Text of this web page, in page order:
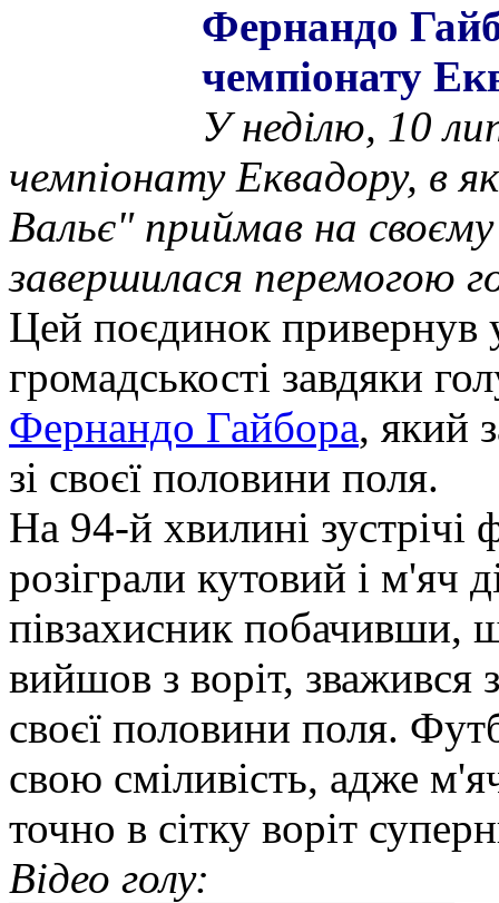
Фернандо
чемпіонату
У неділю, 10
чемпіонату Еквадору, в
Вальє" приймав на
завершилася перемогою
Цей поєдинок привернув
громадськості завдяки
Фернандо Гайбора, який
зі своєї половини поля.
На 94-й хвилині зустрічі
розіграли кутовий і м'яч
півзахисник побачивши,
вийшов з воріт, зважився
своєї половини поля.
свою сміливість, адже
точно в сітку воріт
Відео голу: